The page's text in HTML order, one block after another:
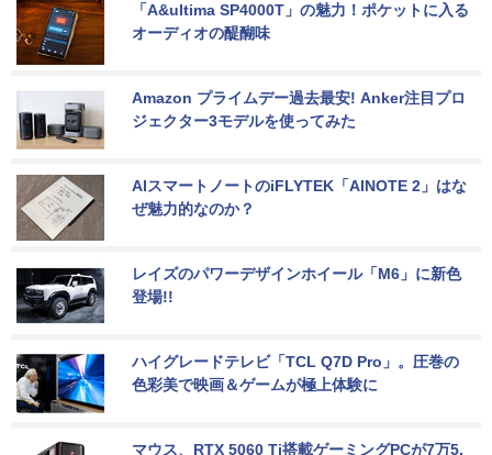
「A&ultima SP4000T」の魅力！ポケットに入る
オーディオの醍醐味
Amazon プライムデー過去最安! Anker注目プロ
ジェクター3モデルを使ってみた
AIスマートノートのiFLYTEK「AINOTE 2」はな
ぜ魅力的なのか？
レイズのパワーデザインホイール「M6」に新色
登場!!
ハイグレードテレビ「TCL Q7D Pro」。圧巻の
色彩美で映画＆ゲームが極上体験に
マウス、RTX 5060 Ti搭載ゲーミングPCが7万5,